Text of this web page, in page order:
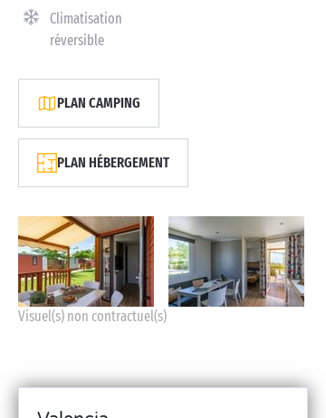
Climatisation
réversible
PLAN CAMPING
PLAN HÉBERGEMENT
Visuel(s) non contractuel(s)